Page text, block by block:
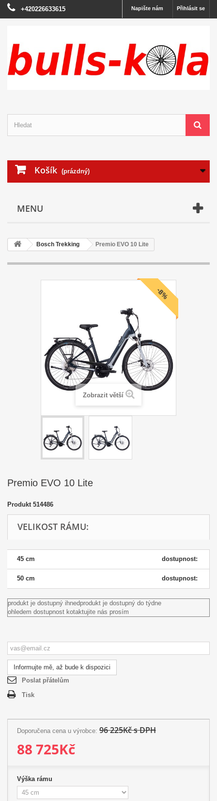
Přihlásit se
Napište nám
+420226633615
Košík (prázdný)
MENU
Bosch Trekking Premio EVO 10 Lite
-8%
Zobrazit větší
Premio EVO 10 Lite
Produkt 514486
VELIKOST RÁMU:
45 cm dostupnost:
50 cm dostupnost:
produkt je dostupný ihnedprodukt je dostupný do týdne
ohledem dostupnost kotaktujite nás prosím
Informujte mě, až bude k dispozici
Poslat přátelům
Tisk
Doporučena cena u výrobce: 96 225Kč s DPH
88 725Kč
Výška rámu